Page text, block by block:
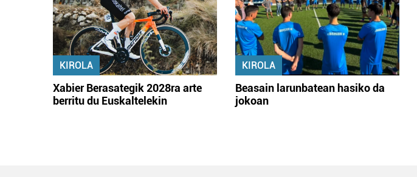
KIROLA
Xabier Berasategik 2028ra arte
berritu du Euskaltelekin
KIROLA
Beasain larunbatean hasiko da
jokoan